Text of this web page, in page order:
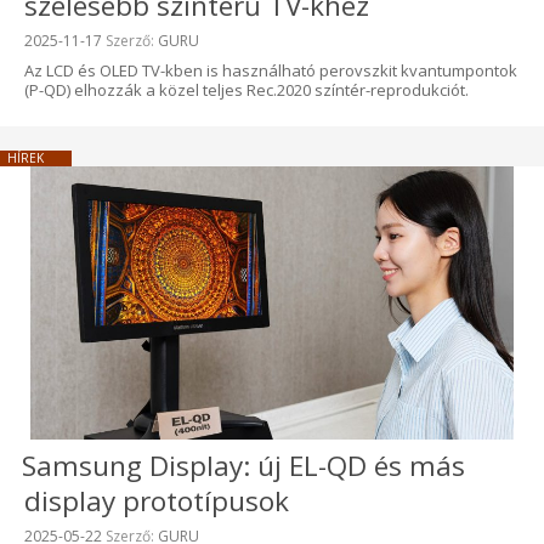
Beküldve:
2025-11-17 Szerző: GURU
Az LCD és OLED TV-kben is használható perovszkit kvantumpontok
(P-QD) elhozzák a közel teljes Rec.2020 színtér-reprodukciót.
HÍREK
Samsung Display: új EL-QD és más
display prototípusok
Beküldve:
2025-05-22 Szerző: GURU